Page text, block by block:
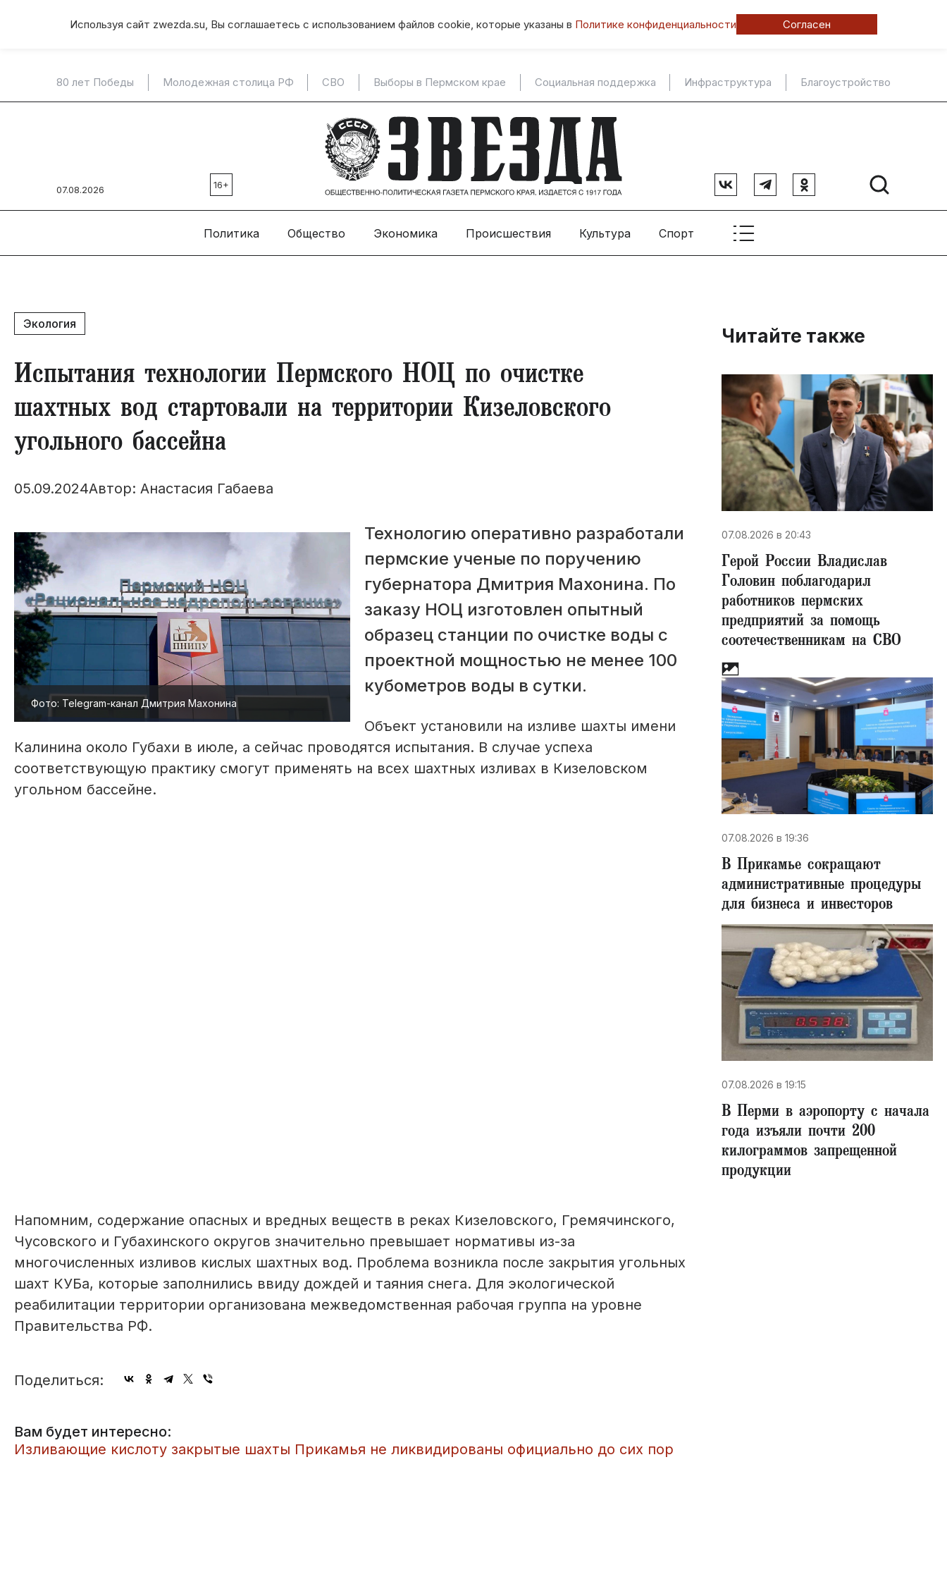
Используя сайт zwezda.su, Вы соглашаетесь с использованием файлов cookie, которые указаны в Политике конфиденциальности Согласен
80 лет Победы Молодежная столица РФ СВО Выборы в Пермском крае Социальная поддержка Инфраструктура Благоустройство
07.08.2026 16+
Политика Общество Экономика Происшествия Культура Спорт
Экология
Испытания технологии Пермского НОЦ по очистке
шахтных вод стартовали на территории Кизеловского
угольного бассейна
05.09.2024Автор: Анастасия Габаева
Фото: Telegram-канал Дмитрия Махонина
Технологию оперативно разработали
пермские ученые по поручению
губернатора Дмитрия Махонина. По
заказу НОЦ изготовлен опытный
образец станции по очистке воды с
проектной мощностью не менее 100
кубометров воды в сутки.
Объект установили на изливе шахты имени
Калинина около Губахи в июле, а сейчас проводятся испытания. В случае успеха
соответствующую практику смогут применять на всех шахтных изливах в Кизеловском
угольном бассейне.
Напомним, содержание опасных и вредных веществ в реках Кизеловского, Гремячинского,
Чусовского и Губахинского округов значительно превышает нормативы из-за
многочисленных изливов кислых шахтных вод. Проблема возникла после закрытия угольных
шахт КУБа, которые заполнились ввиду дождей и таяния снега. Для экологической
реабилитации территории организована межведомственная рабочая группа на уровне
Правительства РФ.
Поделиться:
Вам будет интересно:
Изливающие кислоту закрытые шахты Прикамья не ликвидированы официально до сих пор
Читайте также
07.08.2026 в 20:43
Герой России Владислав
Головин поблагодарил
работников пермских
предприятий за помощь
соотечественникам на СВО
07.08.2026 в 19:36
В Прикамье сокращают
административные процедуры
для бизнеса и инвесторов
07.08.2026 в 19:15
В Перми в аэропорту с начала
года изъяли почти 200
килограммов запрещенной
продукции